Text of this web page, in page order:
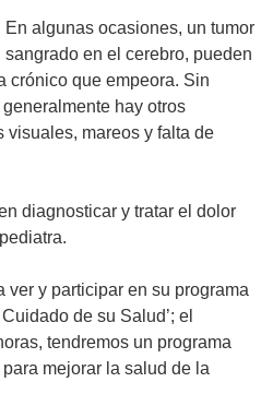
algunas ocasiones, un tumor
en el cerebro, pueden
crónico que empeora. Sin
hay otros
visuales, mareos y falta de
diagnosticar y tratar el dolor
ver y participar en su programa
de su Salud’; el
tendremos un programa
mejorar la salud de la